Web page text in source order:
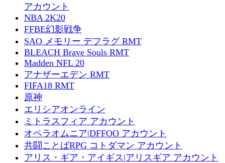
アカウント
NBA 2K20
FFBE幻影戦争
SAO メモリー デフラグ RMT
BLEACH Brave Souls RMT
Madden NFL 20
アナザーエデン RMT
FIFA18 RMT
原神
エリシアオンライン
ミトラスフィア アカウント
オペラオムニア|DFFOO アカウント
共闘ことばRPG コトダマン アカウント
アリス・ギア・アイギス|アリスギア アカウント